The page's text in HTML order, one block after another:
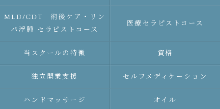
MLD/CDT 術後ケア・リン
パ浮腫 セラピストコース
医療セラピストコース
当スクールの特徴 資格
独立開業支援 セルフメディケーション
ハンドマッサージ オイル